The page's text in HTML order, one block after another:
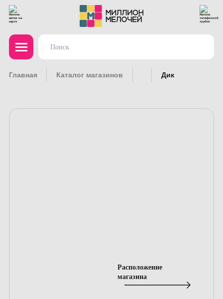
Главная Каталог магазинов Дик
Расположение
магазина